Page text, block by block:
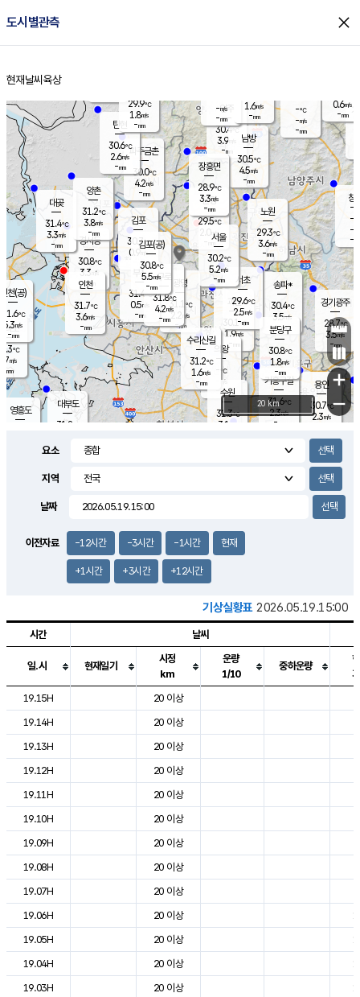
도시별관측 close
홈
현재날씨 육상
의도
℃
m/s
mm
영흥도
양주
30.4℃
3.9
-mm
과천
30.1℃
1.9m/s
- mm
용인
30.7℃
2.3m/s
경기광주
28.7℃
3.5m/s
-mm
3.8m/s
대부도
31.8
경서동
30.8℃
3.3 m/s
-mm
파주금촌
30.0℃
4.2m/s
-mm
-℃
-m/s
-mm
대곶
31.4℃
3.3m/s
-mm
창
-
-m/
-
탄현
30.6℃
2.6m/s
-mm
0.6m/s
-mm
의왕
- ℃
m/s
mm
김포
30.7℃
0.9 m/s
mm
광명
31.1
℃
2.2 m/s
-mm
부천
31.4℃
0.5m/s
-mm
양촌
31.2℃
3.8m/s
-mm
구로
31.8℃
4.2m/s
-mm
은평
29.5℃
2.0 m/s
- mm
노원
29.3℃
3.6m/s
-mm
송파*
30.4℃
3.5m/s
-mm
서초
29.6℃
2.5m/s
-mm
남방
30.5℃
4.5m/s
-mm
기흥구갈
31.6℃
2.3m/s
-
수리산길
31.2℃
1.6m/s
-mm
분당구
30.8℃
1.8m/s
-mm
장흥면
28.9℃
3.3m/s
-mm
-m/s
-mm
인천(공)
31.6℃
5.3m/s
-mm
김포(공)
30.8℃
5.5m/s
-mm
수원
31.3℃
3.1 m/s
인천
31.7℃
3.6m/s
-mm
서울
30.2℃
5.2m/s
-mm
29.9℃
1.8m/s
-mm
1.6m/s
-mm
+
−
20 km
요소
지역
날짜
이전자료 -12시간 -3시간 -1시간 현재
+1시간 +3시간 +12시간
기상실황표 2026.05.19.15:00
도시별 기상실황표로 지점, 날씨, 기온, 강수, 바람, 기압등을 안내한 표입
시간 날씨
일.시 현재일기
시정
km
운량
1/10
중하운량
19.15H
20 이상
19.14H
20 이상
19.13H
20 이상
19.12H
20 이상
19.11H
20 이상
19.10H
20 이상
19.09H
20 이상
19.08H
20 이상
19.07H
20 이상
19.06H
20 이상
19.05H
20 이상
19.04H
20 이상
19.03H
20 이상